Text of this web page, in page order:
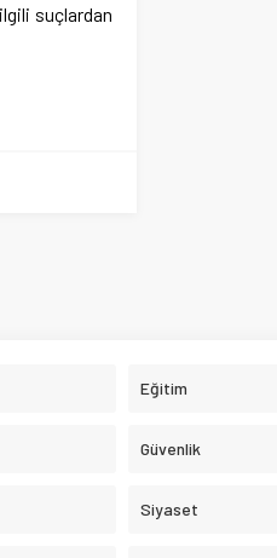
suçlardan
Eğitim
Güvenlik
Siyaset